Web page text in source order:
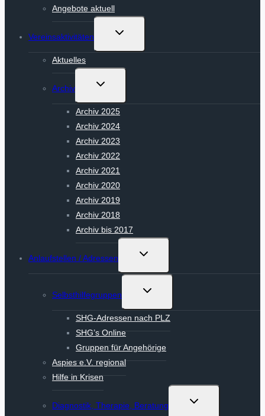
Angebote aktuell
Vereinsaktivitäten
Untermenü
Aktuelles
Archiv
Untermenü
Archiv 2025
Archiv 2024
Archiv 2023
Archiv 2022
Archiv 2021
Archiv 2020
Archiv 2019
Archiv 2018
Archiv bis 2017
Anlaufstellen / Adressen
Untermenü
Selbsthilfegruppen
Untermenü
SHG-Adressen nach PLZ
SHG’s Online
Gruppen für Angehörige
Aspies e.V. regional
Hilfe in Krisen
Diagnostik, Therapie, Beratung
Untermenü